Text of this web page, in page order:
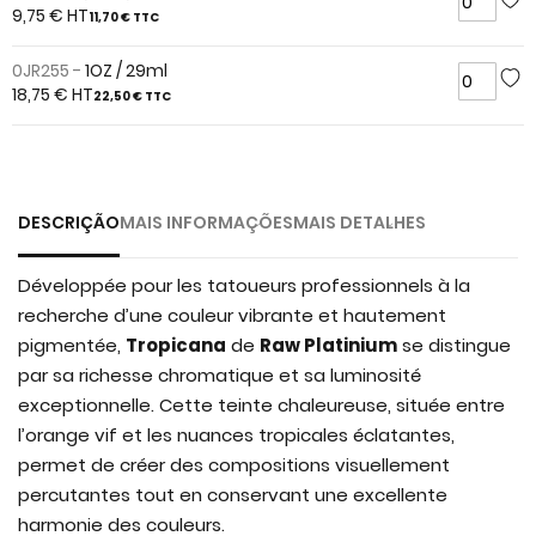
the
gallery
9,75 € HT11,70 € TTC
0JR255 - 1OZ / 29ml
18,75 € HT22,50 € TTC
DESCRIÇÃOMAIS INFORMAÇÕESMAIS DETALHES
Développée pour les tatoueurs professionnels à la
recherche d’une couleur vibrante et hautement
pigmentée, Tropicana de Raw Platiniumse distingue
par sa richesse chromatique et sa luminosité
exceptionnelle. Cette teinte chaleureuse, située entre
l’orange vif et les nuances tropicales éclatantes,
permet de créer des compositions visuellement
percutantes tout en conservant une excellente
harmonie des couleurs.